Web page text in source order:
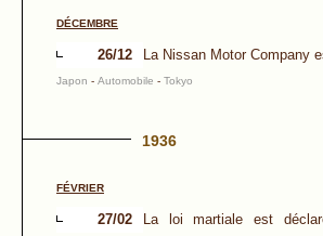
DÉCEMBRE
26/12 La Nissan Motor Company
Japon - Automobile - Tokyo
1936
FÉVRIER
27/02
La loi martiale est